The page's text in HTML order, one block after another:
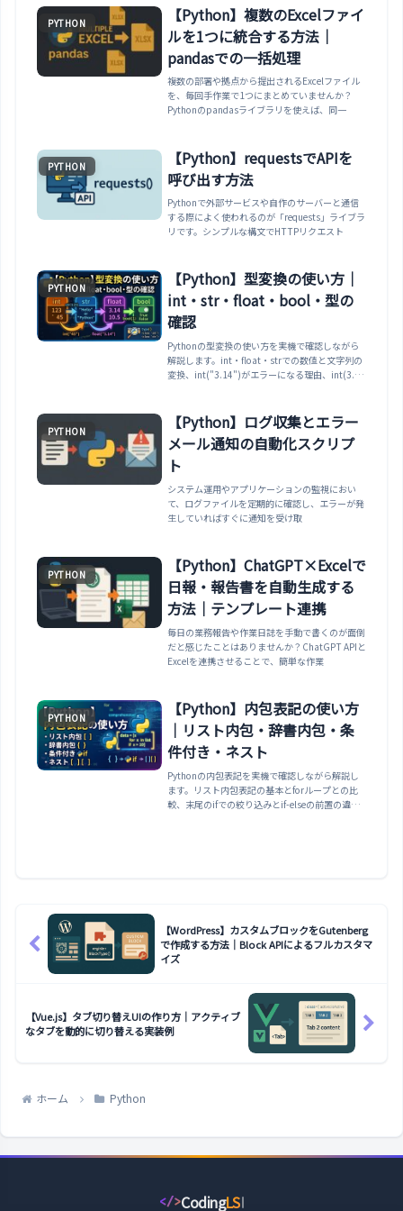
PYTHON
【Python】複数のExcelファイ
ルを1つに統合する方法｜
pandasでの一括処理
複数の部署や拠点から提出されるExcelファイル
を、毎回手作業で1つにまとめていませんか？
Pythonのpandasライブラリを使えば、同一
PYTHON
【Python】requestsでAPIを
呼び出す方法
Pythonで外部サービスや自作のサーバーと通信
する際によく使われるのが「requests」ライブラ
リです。シンプルな構文でHTTPリクエスト
PYTHON
【Python】型変換の使い方｜
int・str・float・bool・型の
確認
Pythonの型変換の使い方を実機で確認しながら
解説します。int・float・strでの数値と文字列の
変換、int("3.14")がエラーになる理由、int(3.9)
isinstanceでの型確認、isdigitでの事前チェック
まで整理します。
PYTHON
【Python】ログ収集とエラー
メール通知の自動化スクリプ
ト
システム運用やアプリケーションの監視におい
て、ログファイルを定期的に確認し、エラーが発
生していればすぐに通知を受け取
PYTHON
【Python】ChatGPT×Excelで
日報・報告書を自動生成する
方法｜テンプレート連携
毎日の業務報告や作業日誌を手動で書くのが面倒
だと感じたことはありませんか？ChatGPT APIと
Excelを連携させることで、簡単な作業
PYTHON
【Python】内包表記の使い方
｜リスト内包・辞書内包・条
件付き・ネスト
Pythonの内包表記を実機で確認しながら解説し
ます。リスト内包表記の基本とforループとの比
較、末尾のifでの絞り込みとif-elseの前置の違
【WordPress】カスタムブロックをGutenberg
で作成する方法｜Block APIによるフルカスタマ
イズ
【Vue.js】タブ切り替えUIの作り方｜アクティブ
なタブを動的に切り替える実装例
ホーム Python
</>CodingLS
コ